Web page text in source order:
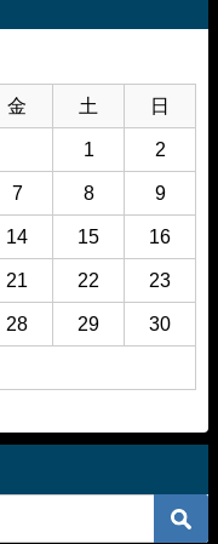
金 土 日
1 2
7 8 9
14 15 16
21 22 23
28 29 30